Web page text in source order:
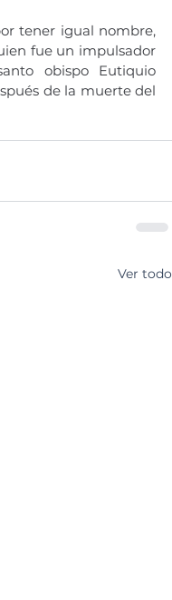
tener igual nombre,
fue un impulsador
obispo Eutiquio
de la muerte del
Ver todo